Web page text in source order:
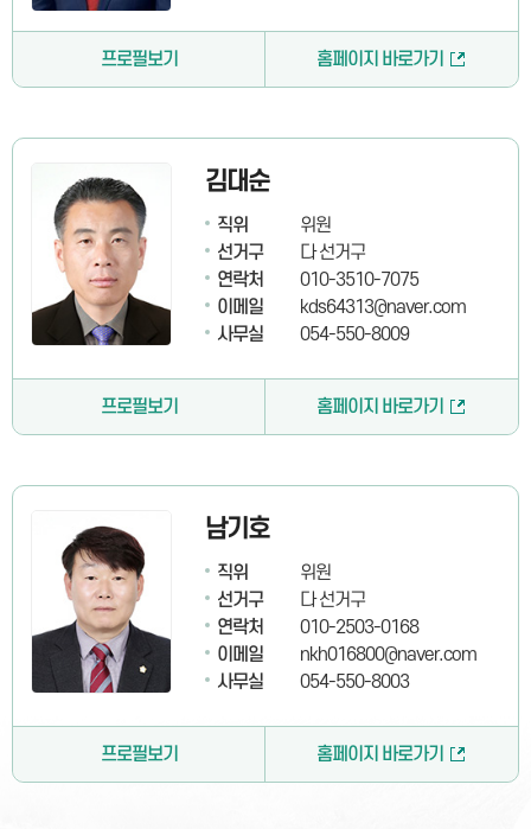
프로필보기 홈페이지 바로가기
김대순
직위
위원
선거구
다 선거구
연락처
010-3510-7075
이메일
kds64313@naver.com
사무실
054-550-8009
프로필보기 홈페이지 바로가기
남기호
직위
위원
선거구
다 선거구
연락처
010-2503-0168
이메일
nkh016800@naver.com
사무실
054-550-8003
프로필보기 홈페이지 바로가기